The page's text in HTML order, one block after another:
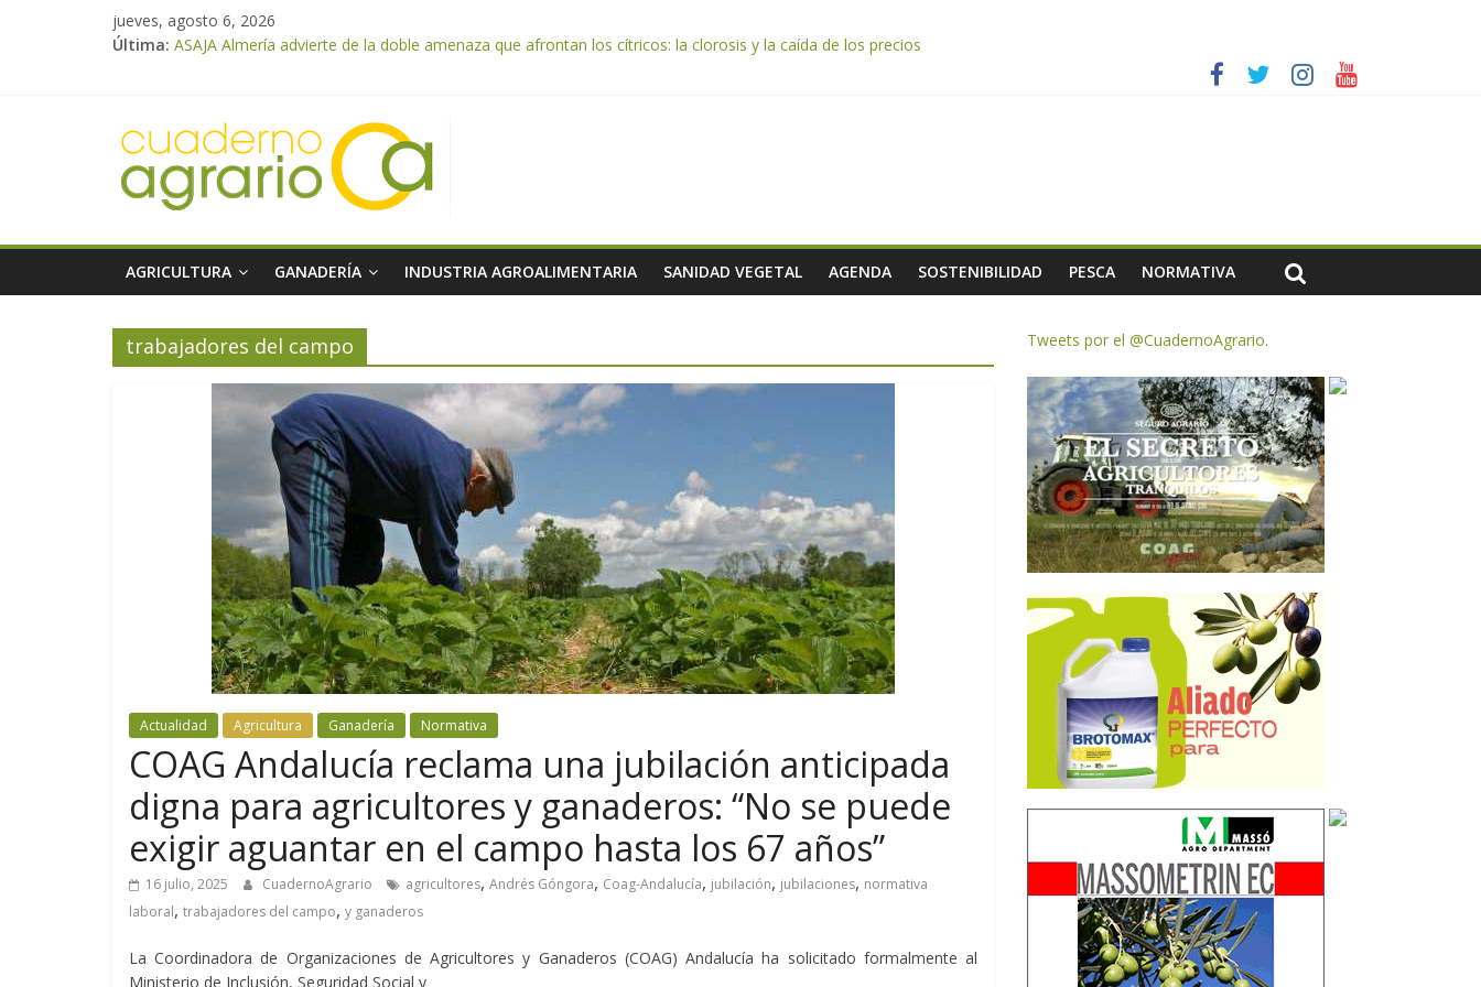
jueves, agosto 6, 2026
Última: ASAJA Almería advierte de la doble amenaza que afrontan los cítricos: la clorosis y la caída de los precios
ASAJA Almería: las primeras recolecciones de almendra confirman una cosecha desigual marcada por las inclemencias meteorológicas y la incertidumbre en los precios
VÍDEO: Promoción y difusión de los valores de los alimentos de origen cooperativo en escuelas de hostelería
Cooperativas Agro-alimentarias de Andalucía celebra la activación del mecanismo de regulación de oferta de aceite de oliva para la próxima campaña
AGRICULTURA GANADERÍA INDUSTRIA AGROALIMENTARIA SANIDAD VEGETAL AGENDA SOSTENIBILIDAD PESCA NORMATIVA
trabajadores del campo
Actualidad Agricultura Ganadería Normativa
COAG Andalucía reclama una jubilación anticipada
digna para agricultores y ganaderos: “No se puede
exigir aguantar en el campo hasta los 67 años”
16 julio, 2025 CuadernoAgrario agricultores, Andrés Góngora, Coag-Andalucía, jubilación, jubilaciones, normativa
laboral, trabajadores del campo, y ganaderos
La Coordinadora de Organizaciones de Agricultores y Ganaderos (COAG) Andalucía ha solicitado formalmente al
Ministerio de Inclusión, Seguridad Social y
Tweets por el @CuadernoAgrario.